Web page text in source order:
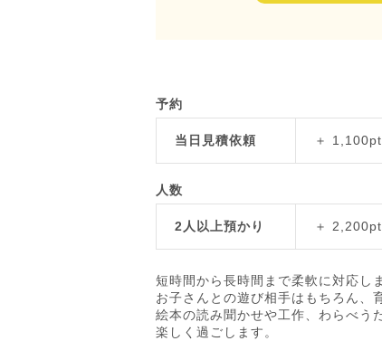
予約
当日見積依頼 ＋ 1,100pt
人数
2人以上預かり ＋
短時間から長時間まで柔軟に対応し
お子さんとの遊び相手はもちろん、
絵本の読み聞かせや工作、わらべう
楽しく過ごします。